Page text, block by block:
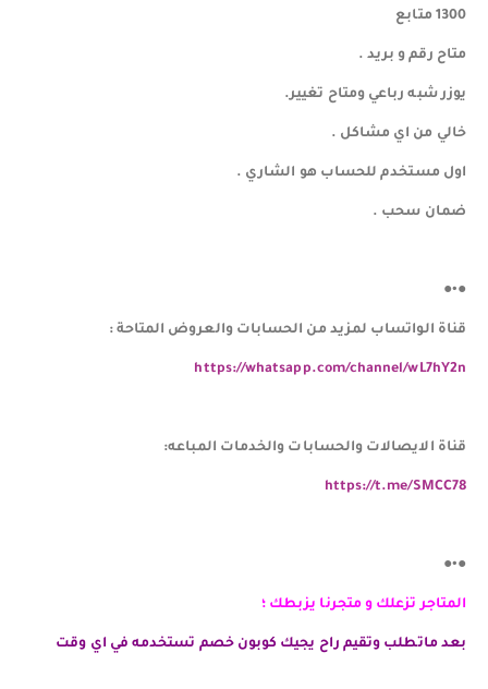
1300 متابع
️️️متاح رقم ️️️و بريد .
يوزر شبه رباعي ومتاح تغيير.
️️️خالي من اي مشاكل .
️️️اول مستخدم للحساب هو الشاري .
️️️ضمان سحب .
●•●
قناة الواتساب لمزيد من الحسابات والعروض المتاحة :
https://whatsapp.com/channel/wL7hY2n
قناة الايصالات والحسابات والخدمات المباعه:
https://t.me/SMCC78
●•●
المتاجر تزعلك و متجرنا يزبطك ؛
بعد ماتطلب وتقيم راح يجيك كوبون خصم تستخدمه في اي وقت